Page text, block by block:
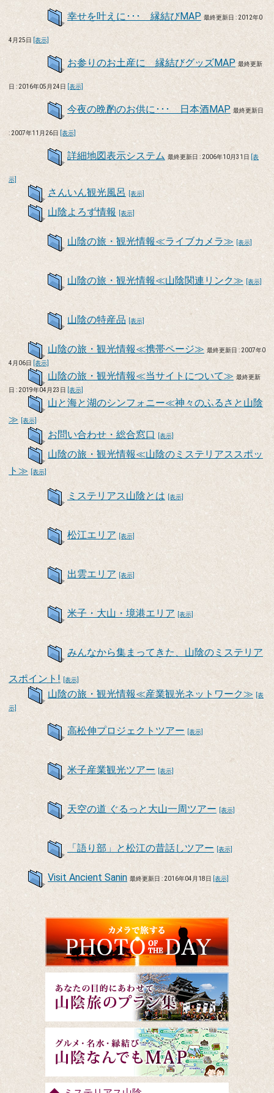
幸せを叶えに･･･ 縁結びMAP 最終更新日 : 2012年0
4月25日 [表示]
お参りのお土産に 縁結びグッズMAP 最終更新
日 : 2016年05月24日 [表示]
今夜の晩酌のお供に･･･ 日本酒MAP 最終更新日
: 2007年11月26日 [表示]
詳細地図表示システム 最終更新日 : 2006年10月31日 [表
示]
さんいん観光風呂 [表示]
山陰よろず情報 [表示]
山陰の旅・観光情報≪ライブカメラ≫ [表示]
山陰の旅・観光情報≪山陰関連リンク≫ [表示]
山陰の特産品 [表示]
山陰の旅・観光情報≪携帯ページ≫ 最終更新日 : 2007年0
4月06日
[表示]
山陰の旅・観光情報≪当サイトについて≫ 最終更新
日 : 2019年04月23日
[表示]
山と海と湖のシンフォニー≪神々のふるさと山陰
≫
[表示]
お問い合わせ・総合窓口 [表示]
山陰の旅・観光情報≪山陰のミステリアススポッ
ト≫
[表示]
ミステリアス山陰とは [表示]
松江エリア [表示]
出雲エリア [表示]
米子・大山・境港エリア [表示]
みんなから集まってきた、山陰のミステリア
スポイント! [表示]
山陰の旅・観光情報≪産業観光ネットワーク≫
[表
示]
高松伸プロジェクトツアー [表示]
米子産業観光ツアー [表示]
天空の道 ぐるっと大山一周ツアー [表示]
「語り部」と松江の昔話しツアー [表示]
Visit Ancient Sanin 最終更新日 : 2016年04月18日 [表示]